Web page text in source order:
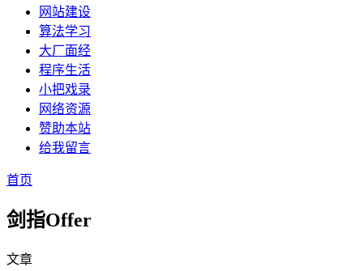
网站建设
算法学习
大厂面经
程序生活
小把戏录
网络资源
赞助本站
给我留言
首页
剑指Offer
文章